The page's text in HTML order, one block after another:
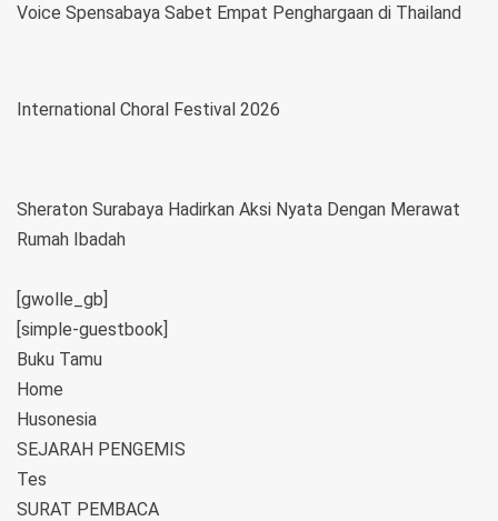
Voice Spensabaya Sabet Empat Penghargaan di Thailand
International Choral Festival 2026
Sheraton Surabaya Hadirkan Aksi Nyata Dengan Merawat
Rumah Ibadah
[gwolle_gb]
[simple-guestbook]
Buku Tamu
Home
Husonesia
SEJARAH PENGEMIS
Tes
SURAT PEMBACA